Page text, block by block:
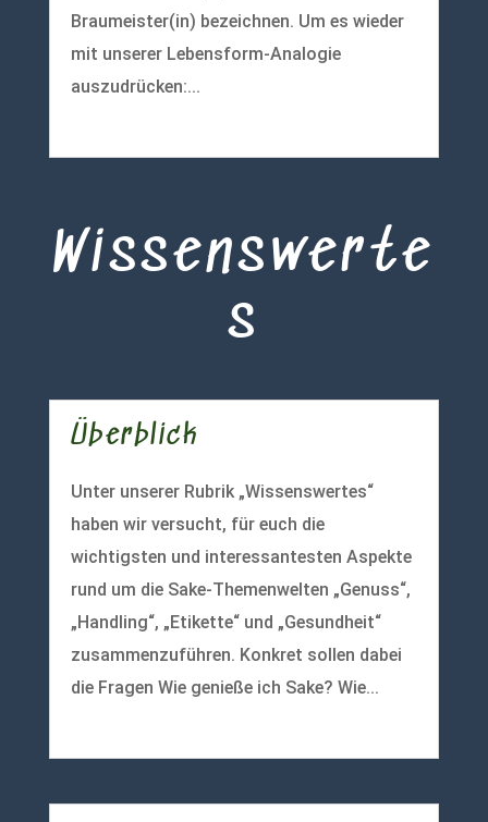
Braumeister(in) bezeichnen. Um es wieder
mit unserer Lebensform-Analogie
auszudrücken:...
Wissenswerte
s
Überblick
Unter unserer Rubrik „Wissenswertes“
haben wir versucht, für euch die
wichtigsten und interessantesten Aspekte
rund um die Sake-Themenwelten „Genuss“,
„Handling“, „Etikette“ und „Gesundheit“
zusammenzuführen. Konkret sollen dabei
die Fragen Wie genieße ich Sake? Wie...